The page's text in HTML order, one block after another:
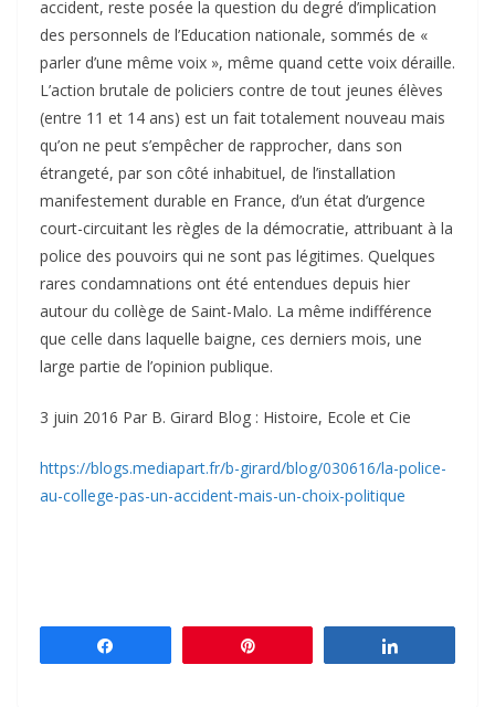
accident, reste posée la question du degré d’implication
des personnels de l’Education nationale, sommés de «
parler d’une même voix », même quand cette voix déraille.
L’action brutale de policiers contre de tout jeunes élèves
(entre 11 et 14 ans) est un fait totalement nouveau mais
qu’on ne peut s’empêcher de rapprocher, dans son
étrangeté, par son côté inhabituel, de l’installation
manifestement durable en France, d’un état d’urgence
court-circuitant les règles de la démocratie, attribuant à la
police des pouvoirs qui ne sont pas légitimes. Quelques
rares condamnations ont été entendues depuis hier
autour du collège de Saint-Malo. La même indifférence
que celle dans laquelle baigne, ces derniers mois, une
large partie de l’opinion publique.
3 juin 2016 Par B. Girard Blog : Histoire, Ecole et Cie
https://blogs.mediapart.fr/b-girard/blog/030616/la-police-
au-college-pas-un-accident-mais-un-choix-politique